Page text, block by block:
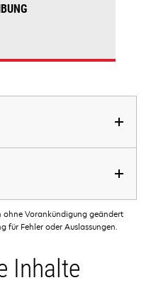
Vorankündigung geändert
für Fehler oder Auslassungen.
Inhalte